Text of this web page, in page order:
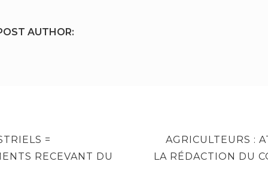
AUTHOR:
=
RECEVANT DU
NEXT
POST
AGRICULTEURS :
LA RÉDACTION DU